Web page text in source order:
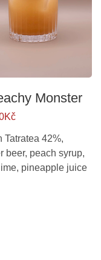
Monster
Tatratea 42%,
beer, peach syrup,
pineapple juice